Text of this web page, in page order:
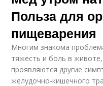
Польза для
пищеварения
Многим знакома
тяжесть и боль в
проявляются другие
желудочно-кишечного